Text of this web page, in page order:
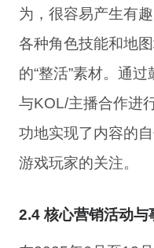
为，很容易产生有
各种角色技能和地
的“整活”素材。通
与KOL/主播合作进
功地实现了内容的
游戏玩家的关注。
2.4 核心营销活动与